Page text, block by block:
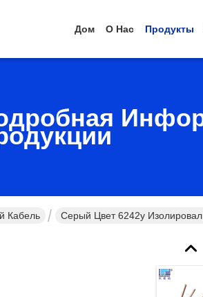
Дом О Нас Продукты
Кабель Серый Цвет 6242y